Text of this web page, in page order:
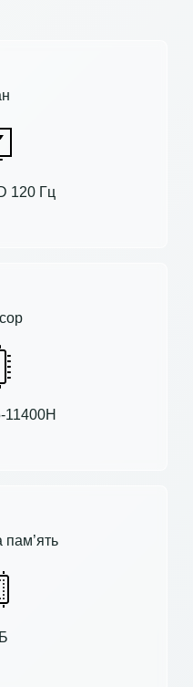
120 Гц
11400H